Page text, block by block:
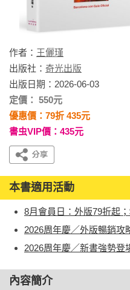
作者： 王儷瑾
出版社： 奇光出版
出版日期：2026-06-03
定價： 550元
優惠價：79折 435元
書虫VIP價：435元
本書適用活動
8月會員日：外版79折起
2026周年慶／外版暢銷攻
2026周年慶／新書強勢登
內容簡介